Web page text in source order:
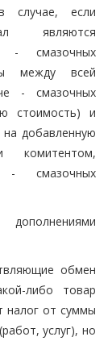
случае, если
являются
- смазочных
между всей
- смазочных
стоимость) и
добавленную
комитентом,
- смазочных
обмен
либо товар
налог от суммы
услуг), но